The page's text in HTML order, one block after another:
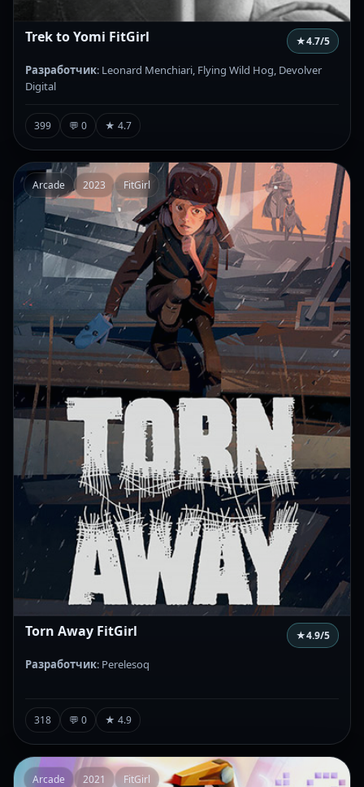
Trek to Yomi FitGirl ★4.7/5
Разработчик: Leonard Menchiari, Flying Wild Hog, Devolver
Digital
399 💬 0 ★ 4.7
Arcade 2023 FitGirl
Torn Away FitGirl ★4.9/5
Разработчик: Perelesoq
318 💬 0 ★ 4.9
Arcade 2021 FitGirl